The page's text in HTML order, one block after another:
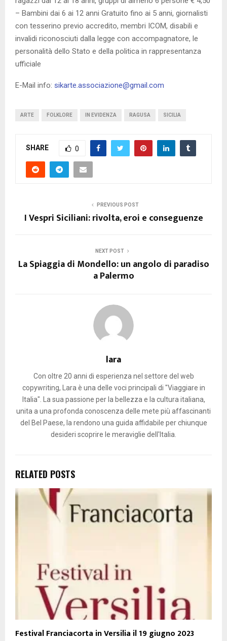
– Bambini dai 6 ai 12 anni Gratuito fino ai 5 anni, giornalisti
con tesserino previo accredito, membri ICOM, disabili e
invalidi riconosciuti dalla legge con accompagnatore, le
personalità dello Stato e della politica in rappresentanza
ufficiale
E-Mail info: sikarte.associazione@gmail.com
ARTE FOLKLORE IN EVIDENZA RAGUSA SICILIA
SHARE 0
PREVIOUS POST
I Vespri Siciliani: rivolta, eroi e conseguenze
NEXT POST
La Spiaggia di Mondello: un angolo di paradiso
a Palermo
lara
Con oltre 20 anni di esperienza nel settore del web
copywriting, Lara è una delle voci principali di "Viaggiare in
Italia". La sua passione per la bellezza e la cultura italiana,
unita a una profonda conoscenza delle mete più affascinanti
del Bel Paese, la rendono una guida affidabile per chiunque
desideri scoprire le meraviglie dell'Italia.
RELATED POSTS
Festival Franciacorta in Versilia il 19 giugno 2023